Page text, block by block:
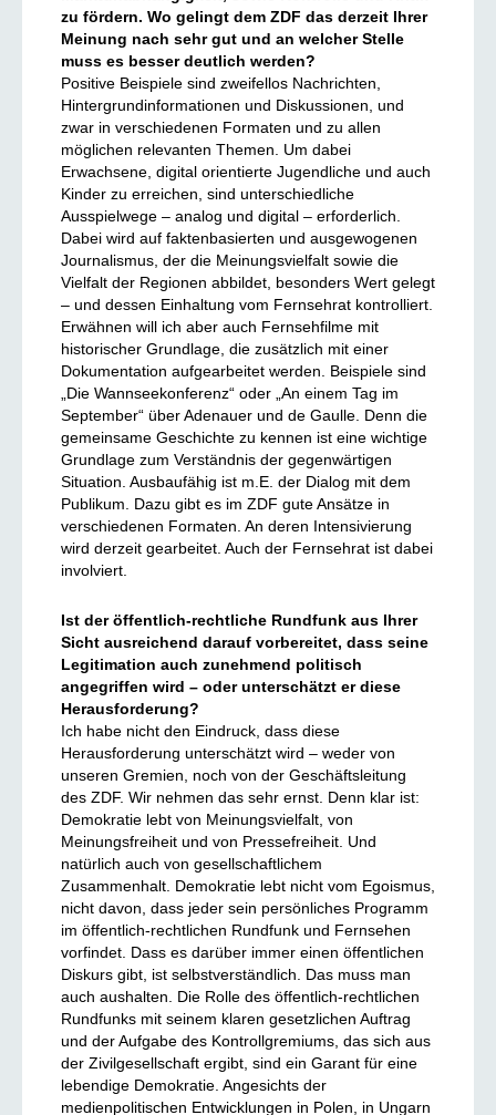
zu fördern. Wo gelingt dem ZDF das derzeit Ihrer
Meinung nach sehr gut und an welcher Stelle
muss es besser deutlich werden?
Positive Beispiele sind zweifellos Nachrichten,
Hintergrundinformationen und Diskussionen, und
zwar in verschiedenen Formaten und zu allen
möglichen relevanten Themen. Um dabei
Erwachsene, digital orientierte Jugendliche und auch
Kinder zu erreichen, sind unterschiedliche
Ausspielwege – analog und digital – erforderlich.
Dabei wird auf faktenbasierten und ausgewogenen
Journalismus, der die Meinungsvielfalt sowie die
Vielfalt der Regionen abbildet, besonders Wert gelegt
– und dessen Einhaltung vom Fernsehrat kontrolliert.
Erwähnen will ich aber auch Fernsehfilme mit
historischer Grundlage, die zusätzlich mit einer
Dokumentation aufgearbeitet werden. Beispiele sind
„Die Wannseekonferenz“ oder „An einem Tag im
September“ über Adenauer und de Gaulle. Denn die
gemeinsame Geschichte zu kennen ist eine wichtige
Grundlage zum Verständnis der gegenwärtigen
Situation. Ausbaufähig ist m.E. der Dialog mit dem
Publikum. Dazu gibt es im ZDF gute Ansätze in
verschiedenen Formaten. An deren Intensivierung
wird derzeit gearbeitet. Auch der Fernsehrat ist dabei
involviert.
Ist der öffentlich-rechtliche Rundfunk aus Ihrer
Sicht ausreichend darauf vorbereitet, dass seine
Legitimation auch zunehmend politisch
angegriffen wird – oder unterschätzt er diese
Herausforderung?
Ich habe nicht den Eindruck, dass diese
Herausforderung unterschätzt wird – weder von
unseren Gremien, noch von der Geschäftsleitung
des ZDF. Wir nehmen das sehr ernst. Denn klar ist:
Demokratie lebt von Meinungsvielfalt, von
Meinungsfreiheit und von Pressefreiheit. Und
natürlich auch von gesellschaftlichem
Zusammenhalt. Demokratie lebt nicht vom Egoismus,
nicht davon, dass jeder sein persönliches Programm
im öffentlich-rechtlichen Rundfunk und Fernsehen
vorfindet. Dass es darüber immer einen öffentlichen
Diskurs gibt, ist selbstverständlich. Das muss man
auch aushalten. Die Rolle des öffentlich-rechtlichen
Rundfunks mit seinem klaren gesetzlichen Auftrag
und der Aufgabe des Kontrollgremiums, das sich aus
der Zivilgesellschaft ergibt, sind ein Garant für eine
lebendige Demokratie. Angesichts der
medienpolitischen Entwicklungen in Polen, in Ungarn